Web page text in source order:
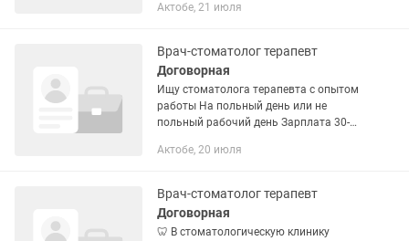
Актобе, 21 июля
Врач-стоматолог терапевт
Договорная
Ищу стоматолога терапевта с опытом
работы На польный день или не
польный рабочий день Зарплата 30-
Актобе, 20 июля
Врач-стоматолог терапевт
Договорная
🦷 В стоматологическую клинику